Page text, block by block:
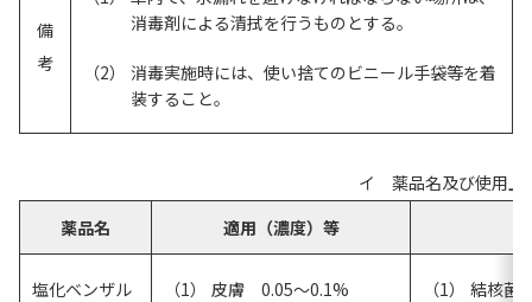
備 考
消毒剤による清拭を行うものとする。
消毒実施時には、使い捨てのビニール手袋等を着
装すること。
イ 薬品名及び使用上
薬品名
適用（濃度）等
塩化ベンザル
皮膚 0.05～0.1% 結核菌